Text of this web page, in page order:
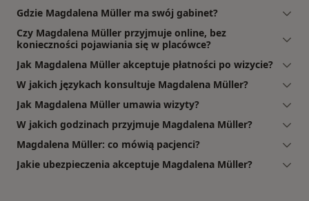
Gdzie Magdalena Müller ma swój gabinet?
Czy Magdalena Müller przyjmuje online, bez
konieczności pojawiania się w placówce?
Jak Magdalena Müller akceptuje płatności po wizycie?
W jakich językach konsultuje Magdalena Müller?
Jak Magdalena Müller umawia wizyty?
W jakich godzinach przyjmuje Magdalena Müller?
Magdalena Müller: co mówią pacjenci?
Jakie ubezpieczenia akceptuje Magdalena Müller?